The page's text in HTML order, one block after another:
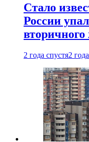
Стало
России
2 года спустя2